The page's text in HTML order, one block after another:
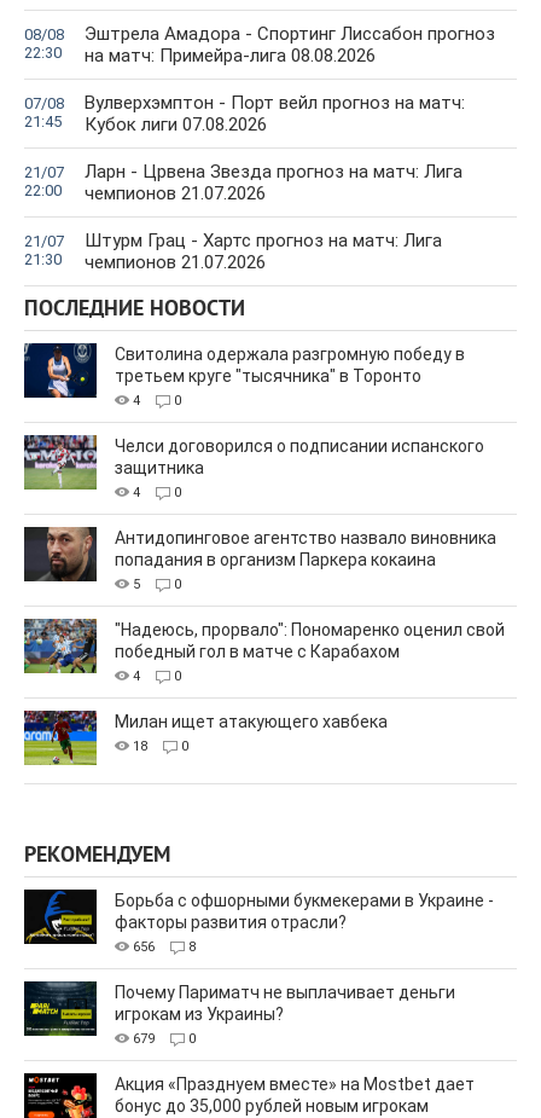
08/08
22:30
Эштрела Амадора - Спортинг Лиссабон прогноз
на матч: Примейра-лига 08.08.2026
07/08
21:45
Вулверхэмптон - Порт вейл прогноз на матч:
Кубок лиги 07.08.2026
21/07
22:00
Ларн - Црвена Звезда прогноз на матч: Лига
чемпионов 21.07.2026
21/07
21:30
Штурм Грац - Хартс прогноз на матч: Лига
чемпионов 21.07.2026
ПОСЛЕДНИЕ НОВОСТИ
Свитолина одержала разгромную победу в
третьем круге "тысячника" в Торонто
4 0
Челси договорился о подписании испанского
защитника
4 0
Антидопинговое агентство назвало виновника
попадания в организм Паркера кокаина
5 0
"Надеюсь, прорвало": Пономаренко оценил свой
победный гол в матче с Карабахом
4 0
Милан ищет атакующего хавбека
18 0
РЕКОМЕНДУЕМ
Борьба с офшорными букмекерами в Украине -
факторы развития отрасли?
656 8
Почему Париматч не выплачивает деньги
игрокам из Украины?
679 0
Акция «Празднуем вместе» на Mostbet дает
бонус до 35,000 рублей новым игрокам